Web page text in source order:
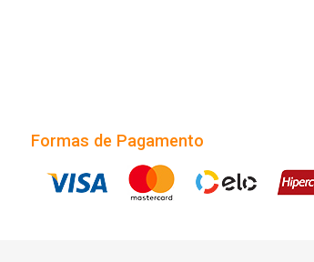
Formas de Pagamento